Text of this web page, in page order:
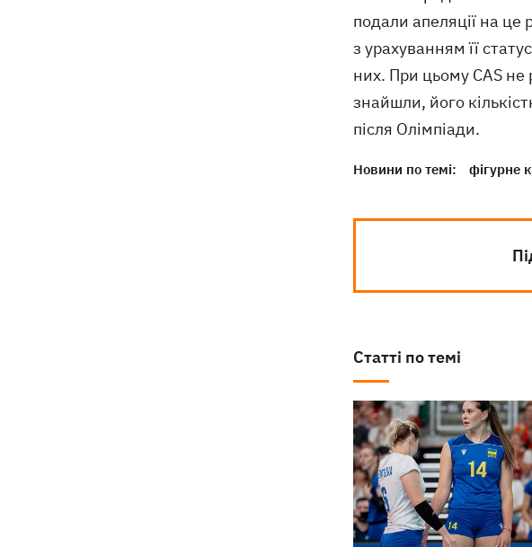
подали апеляції на
з урахуванням її
них. При цьому CAS не
знайшли, його
після Олімпіади.
Новини по темі: фігурне
Статті по темі